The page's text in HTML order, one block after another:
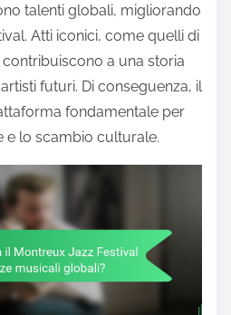
talenti globali, migliorando
Atti iconici, come quelli di
contribuiscono a una storia
futuri. Di conseguenza, il
fondamentale per
e lo scambio culturale.